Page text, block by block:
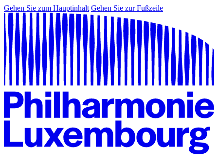
Gehen Sie zum Hauptinhalt Gehen Sie zur Fußzeile